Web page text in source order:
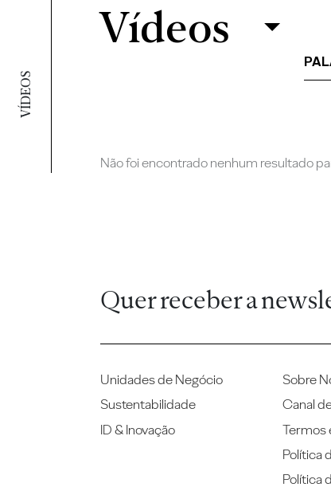
VÍDEOS
Filtrar
Vídeos
Não foi encontrado nenhum resultado
Quer receber a
Unidades de Negócio
Sustentabilidade
ID & Inovação
Sobre
Canal
Termos
Política
Política